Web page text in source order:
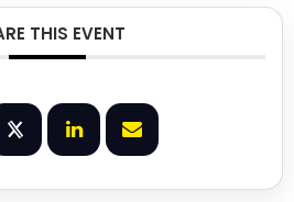
THIS EVENT